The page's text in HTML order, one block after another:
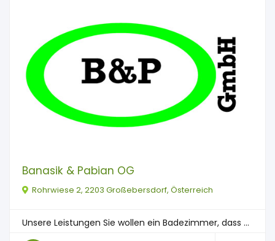
Banasik & Pabian OG
Rohrwiese 2, 2203 Großebersdorf, Österreich
Unsere Leistungen Sie wollen ein Badezimmer, dass ...